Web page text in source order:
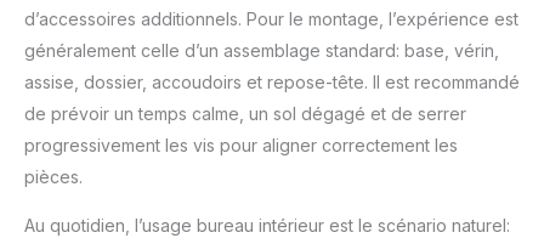
d’accessoires additionnels. Pour le montage, l’expérience est
généralement celle d’un assemblage standard: base, vérin,
assise, dossier, accoudoirs et repose-tête. Il est recommandé
de prévoir un temps calme, un sol dégagé et de serrer
progressivement les vis pour aligner correctement les
pièces.
Au quotidien, l’usage bureau intérieur est le scénario naturel: